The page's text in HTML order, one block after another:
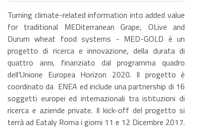
Turning climate-related information into added value
for traditional MEDiterranean Grape, OLive and
Durum wheat food systems - MED-GOLD è un
progetto di ricerca e innovazione, della durata di
quattro anni, finanziato dal programma quadro
dell’Unione Europea Horizon 2020. Il progetto è
coordinato da ENEA ed include una partnership di 16
soggetti europei ed internazionali tra istituzioni di
ricerca e aziende private. Il kick-off del progetto si
terrà ad Eataly Roma i giorni 11 e 12 Dicembre 2017.